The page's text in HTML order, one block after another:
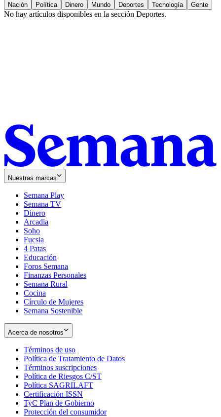
Nación Política Dinero Mundo Deportes Tecnología Gente
No hay artículos disponibles en la sección Deportes.
Nuestras marcas
Semana Play
Semana TV
Dinero
Arcadia
Soho
in
new
window
Fucsia
in
new
window
4 Patas
Educación
Foros Semana
Finanzas Personales
Semana Rural
Cocina
Círculo de Mujeres
Semana Sostenible
Acerca de nosotros
Términos de uso
in
new
window
Política de Tratamiento de Datos
Términos suscripciones
in
Política de Riesgos C/ST
Política SAGRILAFT
new
window
Certificación ISSN
in
new
TyC Plan de Gobierno
in
Protección del consumidorOpens